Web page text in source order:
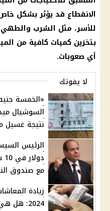
الانقطاع قد يؤثر بشكل
للأسر، مثل الشرب
بتخزين كميات كافية من
أي صعوبات.
لا يفوتك
«الخمسة
السوشيال
نتيجة غسيل
مع صندوق
2024: هل هي حقيقة أم إشاعات؟